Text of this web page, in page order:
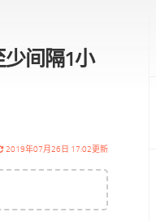
少间隔1小
2019年07月26日 17:02更新